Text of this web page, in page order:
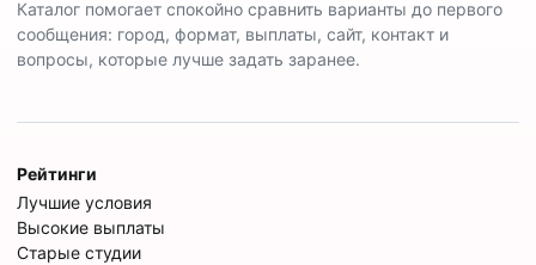
Каталог помогает спокойно сравнить варианты до первого
сообщения: город, формат, выплаты, сайт, контакт и
вопросы, которые лучше задать заранее.
Рейтинги
Лучшие условия
Высокие выплаты
Старые студии